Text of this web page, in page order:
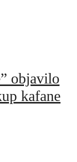
objavilo
kafane